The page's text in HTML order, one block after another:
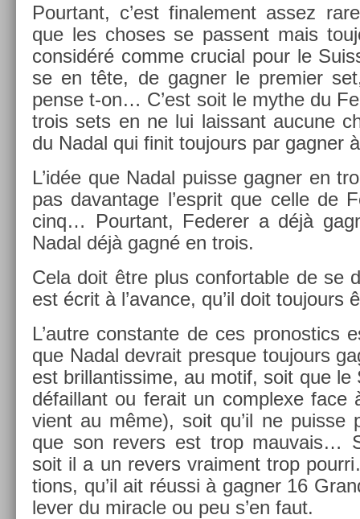
Pour­tant, c’est fin­ale­ment assez
que les choses se pas­sent mais
con­sidéré comme cruci­al pour le
se en tête, de gagn­er le pre­mi­er
pense t-on… C’est soit le mythe du
trois sets en ne lui lais­sant aucune
du Nadal qui finit toujours par gagn­er
L’idée que Nadal puis­se gagn­er en
pas davan­tage l’esprit que celle de
cinq… Pour­tant, Feder­er a déjà
Nadal déjà gagné en trois.
Cela doit être plus con­fort­able de se
est écrit à l’avan­ce, qu’il doit
L’autre con­stan­te de ces pro­nos­tics
que Nadal de­vrait pre­sque toujours
est bril­lantis­sime, au motif, soit que le
défail­lant ou ferait un com­plexe
vient au même), soit qu’il ne puis­se
que son re­v­ers est trop mauvais…
soit il a un re­v­ers vrai­ment trop
tions, qu’il ait réussi à gagn­er 16
lev­er du mirac­le ou peu s’en faut.